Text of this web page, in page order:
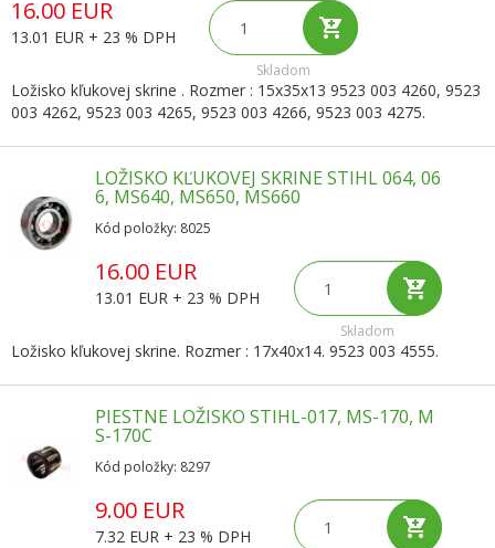
16.00 EUR
13.01 EUR + 23 % DPH
Skladom
Ložisko kľukovej skrine . Rozmer : 15x35x13 9523 003 4260, 9523
003 4262, 9523 003 4265, 9523 003 4266, 9523 003 4275.
LOŽISKO KĽUKOVEJ SKRINE STIHL 064, 06
6, MS640, MS650, MS660
Kód položky: 8025
16.00 EUR
13.01 EUR + 23 % DPH
Skladom
Ložisko kľukovej skrine. Rozmer : 17x40x14. 9523 003 4555.
PIESTNE LOŽISKO STIHL-017, MS-170, M
S-170C
Kód položky: 8297
9.00 EUR
7.32 EUR + 23 % DPH